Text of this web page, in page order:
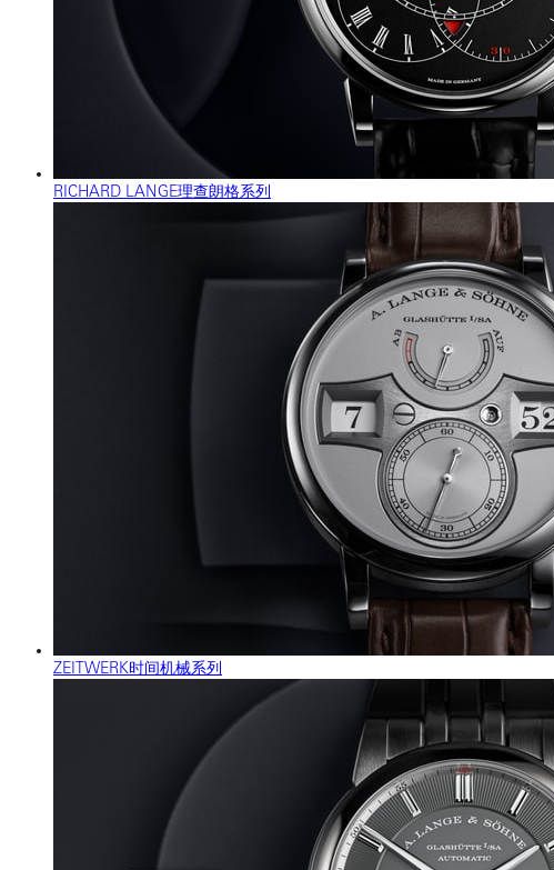
RICHARD LANGE理查朗格系列
ZEITWERK时间机械系列